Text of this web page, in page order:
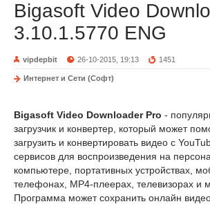
Bigasoft Video
3.10.1.5770 ENG
vipdepbit 26-10-2015, 19:13 1451
Интернет и Сети (Софт)
Bigasoft Video Downloader Pro -
загрузчик и конвертер, который может
загрузить и конвертировать видео с
сервисов для воспроизведения на
компьютере, портативных устройствах,
телефонах, MP4-плеерах, телевизорах и
Программа может сохранить онлайн